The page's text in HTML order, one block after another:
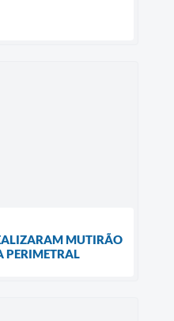
MUTIRÃO
PERIMETRAL